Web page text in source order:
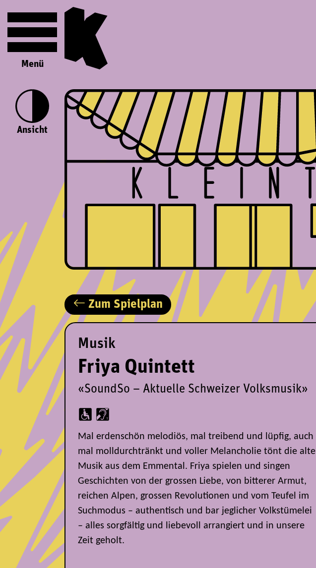
Menü
Ansicht
Zum Spielplan
Musik
Friya Quintett
«SoundSo – Aktuelle Schweizer Volksmusik»
Mal erdenschön melodiös, mal treibend und lüpfig, auch
mal molldurchtränkt und voller Melancholie tönt die alte
Musik aus dem Emmental. Friya spielen und singen
Geschichten von der grossen Liebe, von bitterer Armut,
reichen Alpen, grossen Revolutionen und vom Teufel im
Suchmodus – authentisch und bar jeglicher Volkstümelei
– alles sorgfältig und liebevoll arrangiert und in unsere
Zeit geholt.